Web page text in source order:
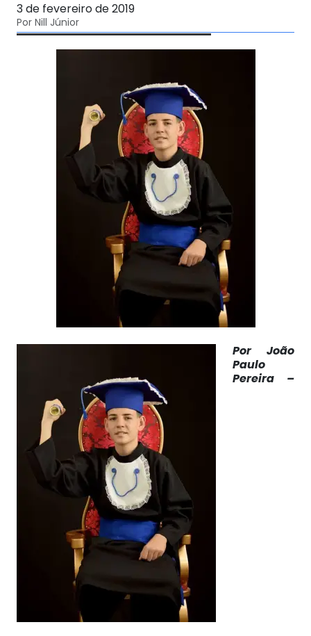
3 de fevereiro de 2019
Por Nill Júnior
Por João
Paulo
Pereira –